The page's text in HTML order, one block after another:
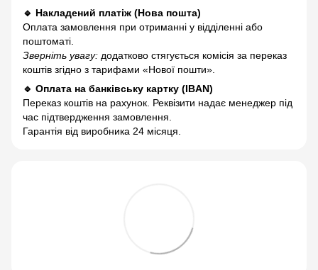
🔹 Накладений платіж (Нова пошта)
Оплата замовлення при отриманні у відділенні або
поштоматі.
Зверніть увагу: додатково стягується комісія за переказ
коштів згідно з тарифами «Нової пошти».
🔹 Оплата на банківську картку (IBAN)
Переказ коштів на рахунок. Реквізити надає менеджер під
час підтвердження замовлення.
Гарантія від виробника 24 місяця.